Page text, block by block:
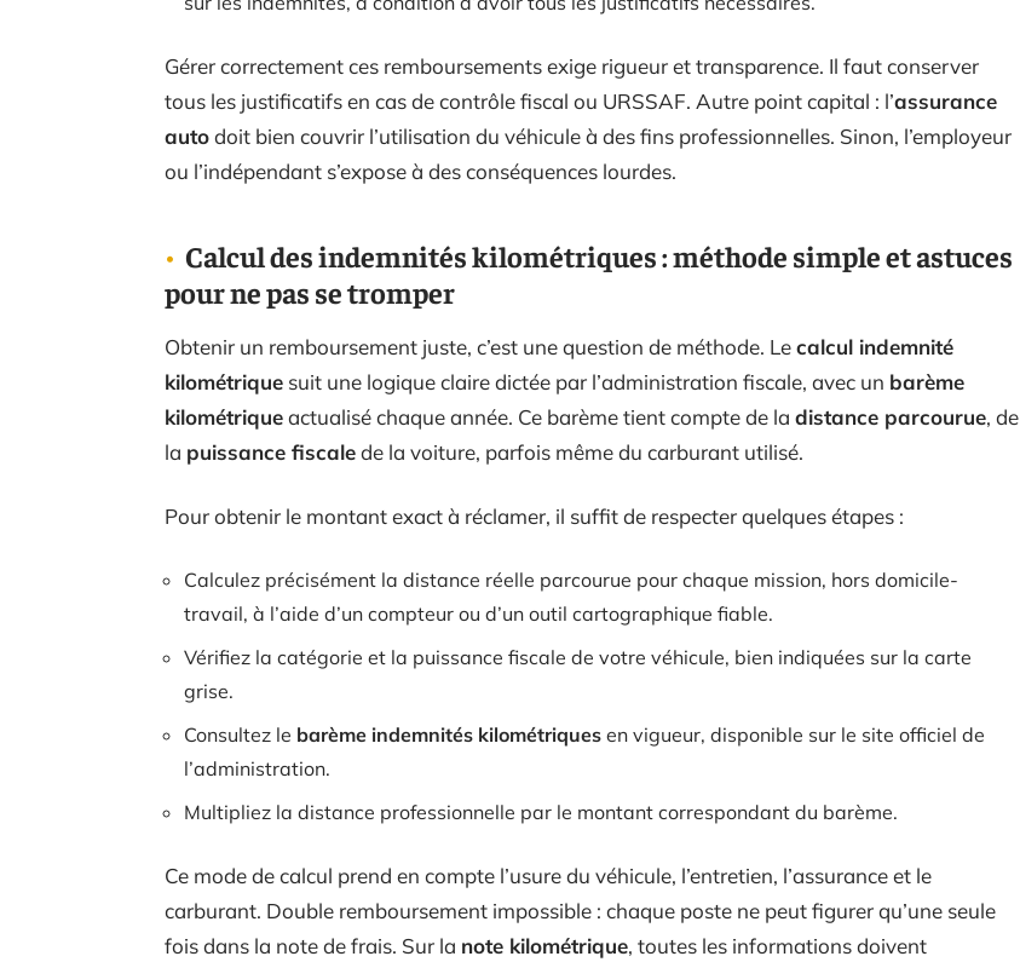
Gérer correctement ces remboursements exige rigueur et transparence. Il faut conserver
tous les justificatifs en cas de contrôle fiscal ou URSSAF. Autre point capital : l’assurance
autodoit bien couvrir l’utilisation du véhicule à des fins professionnelles. Sinon, l’employeur
ou l’indépendant s’expose à des conséquences lourdes.
Calcul des indemnités kilométriques : méthode simple et astuces
pour ne pas se tromper
Obtenir un remboursement juste, c’est une question de méthode. Lecalcul indemnité
kilométrique suit une logique claire dictée par l’administration fiscale, avec un barème
kilométriqueactualisé chaque année. Ce barème tient compte de la distance parcourue, de
la puissance fiscalede la voiture, parfois même du carburant utilisé.
Pour obtenir le montant exact à réclamer, il suffit de respecter quelques étapes :
Calculez précisément la distance réelle parcourue pour chaque mission, hors domicile-
travail, à l’aide d’un compteur ou d’un outil cartographique fiable.
Vérifiez la catégorie et la puissance fiscale de votre véhicule, bien indiquées sur la carte
grise.
Consultez le barème indemnités kilométriques en vigueur, disponible sur le site officiel de
l’administration.
Multipliez la distance professionnelle par le montant correspondant du barème.
Ce mode de calcul prend en compte l’usure du véhicule, l’entretien, l’assurance et le
carburant. Double remboursement impossible : chaque poste ne peut figurer qu’une seule
fois dans la note de frais. Sur la note kilométrique, toutes les informations doivent